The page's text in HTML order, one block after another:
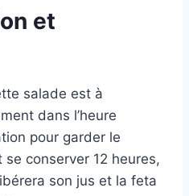
et
salade est à
dans l’heure
pour garder le
se conserver 12 heures,
son jus et la feta